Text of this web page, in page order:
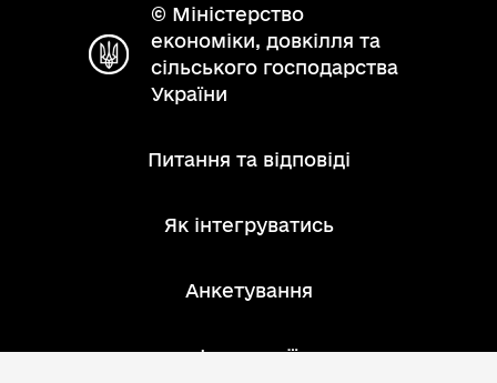
© Міністерство
економіки, довкілля та
сільського господарства
України
Питання та відповіді
Як інтегруватись
Анкетування
Інструкції